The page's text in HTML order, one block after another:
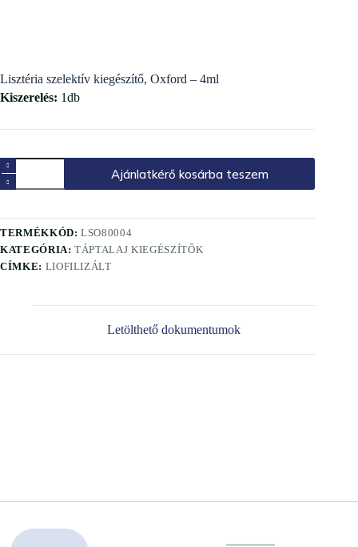
Lisztéria szelektív kiegészítő, Oxford – 4ml
Kiszerelés: 1db
Ajánlatkérő kosárba teszem
TERMÉKKÓD:LSO80004
KATEGÓRIA:TÁPTALAJ KIEGÉSZÍTŐK
CÍMKE: LIOFILIZÁLT
Letölthető dokumentumok